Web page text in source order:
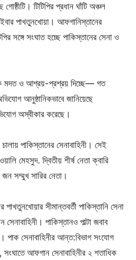
টিটিপির প্রধান ঘাঁটি অঞ্চল
পাখতুনখোয়া। আফগানিস্তানের
সঙ্গে সংঘাত হচ্ছে পাকিস্তানের সেনা ও
মদত ও আশ্রয়-প্রশ্রয় দিচ্ছে— গত
আনুষ্ঠানিকভাবে জানিয়েছে
অস্বীকার করেছে।
পাকিস্তানের সেনাবাহিনী। সেই
মেহসুদ. দ্বিতীয় শীর্ষ নেতা ক্বারি
সম্মুখ সারির নেতা।
সীমান্তবর্তী পাকিস্তানি সেনা
পাকিস্তানও পাল্টা জবাব
সেনাবাহিনীর আন্ত:বিভাগ সংযোগ
আফগান সেনাবাহিনীর ২ শতাধিক